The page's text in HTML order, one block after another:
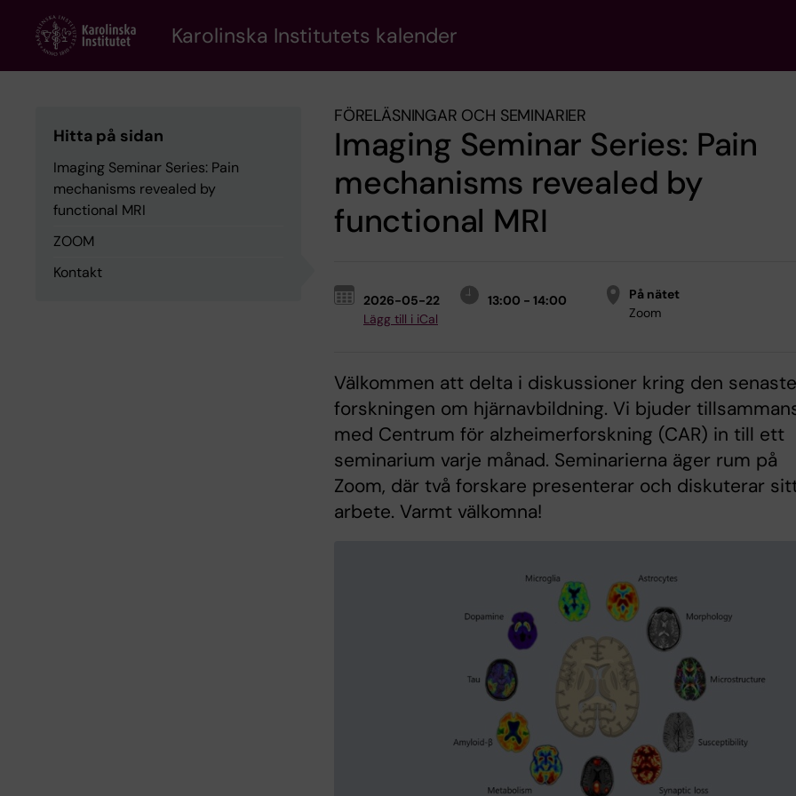
content
Karolinska Institutets kalender
Hitta på sidan
Imaging Seminar Series: Pain
mechanisms revealed by
functional MRI
ZOOM
Kontakt
FÖRELÄSNINGAR OCH SEMINARIER
Imaging Seminar Series: Pain
mechanisms revealed by
functional MRI
2026-05-22
13:00 - 14:00
Lägg till i iCal
På nätet
Zoom
Välkommen att delta i diskussioner kring den senaste
forskningen om hjärnavbildning. Vi bjuder
med Centrum för alzheimerforskning (CAR) in till ett
seminarium varje månad. Seminarierna äger rum på
Zoom, där två forskare presenterar och diskuterar
arbete. Varmt välkomna!